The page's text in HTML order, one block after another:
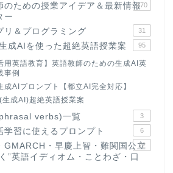
のための授業アイデア＆最新情報
ー
170
リ＆プログラミング 31
成AIを使った超絶英語授業案 95
用英語教育】英語教師のための生成AI英
事例
成AIプロンプト【都立AI完全対応】
成AI)超絶英語授業案
verbs)一覧 3
学習に使えるプロンプト 6
GMARCH・早慶上智・難関国公立
”英語イディオム・ことわざ・口
22